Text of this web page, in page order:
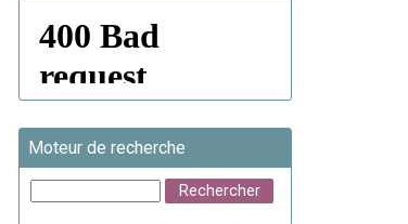
Moteur de recherche